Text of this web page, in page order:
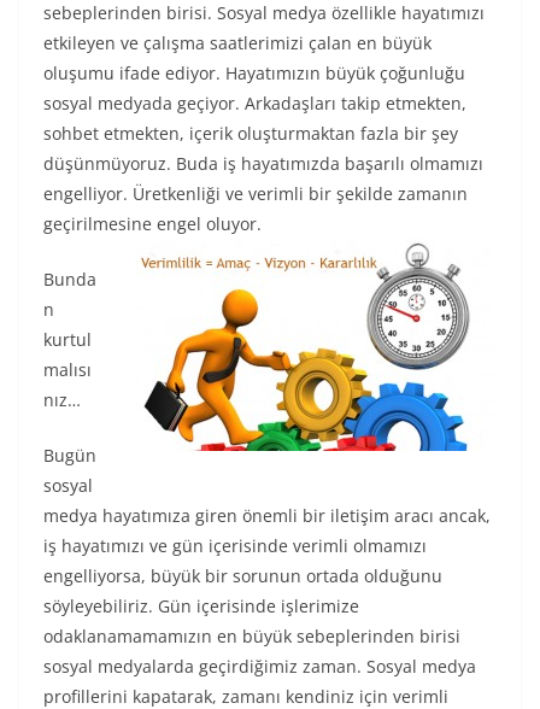
sebeplerinden birisi. Sosyal medya özellikle hayatımızı
etkileyen ve çalışma saatlerimizi çalan en büyük
oluşumu ifade ediyor. Hayatımızın büyük çoğunluğu
sosyal medyada geçiyor. Arkadaşları takip etmekten,
sohbet etmekten, içerik oluşturmaktan fazla bir şey
düşünmüyoruz. Buda iş hayatımızda başarılı olmamızı
engelliyor. Üretkenliği ve verimli bir şekilde zamanın
geçirilmesine engel oluyor.
Bunda
n
kurtul
malısı
nız…
Bugün
sosyal
medya hayatımıza giren önemli bir iletişim aracı ancak,
iş hayatımızı ve gün içerisinde verimli olmamızı
engelliyorsa, büyük bir sorunun ortada olduğunu
söyleyebiliriz. Gün içerisinde işlerimize
odaklanamamamızın en büyük sebeplerinden birisi
sosyal medyalarda geçirdiğimiz zaman. Sosyal medya
profillerini kapatarak, zamanı kendiniz için verimli